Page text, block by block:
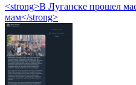
<strong>В Луганске прошел
мам</strong>